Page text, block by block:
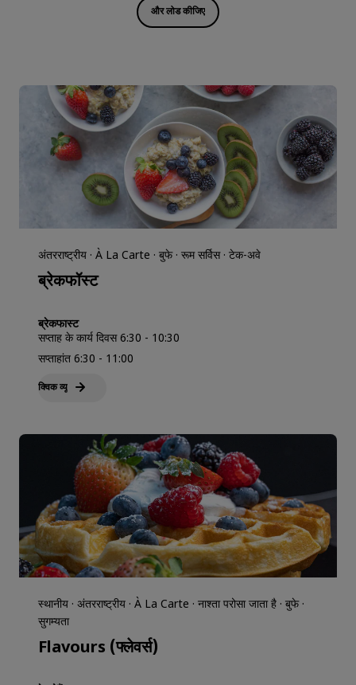
और लोड कीजिए
अंतरराष्ट्रीय · À La Carte · बुफे · रूम सर्विस · टेक-अवे
ब्रेकफॉस्ट
ब्रेकफास्ट
सप्ताह के कार्य दिवस 6:30 - 10:30
सप्ताहांत 6:30 - 11:00
क्विक व्‍यू
स्थानीय · अंतरराष्ट्रीय · À La Carte · नाश्ता परोसा जाता है · बुफे ·
सुगम्यता
Flavours (फ्लेवर्स)